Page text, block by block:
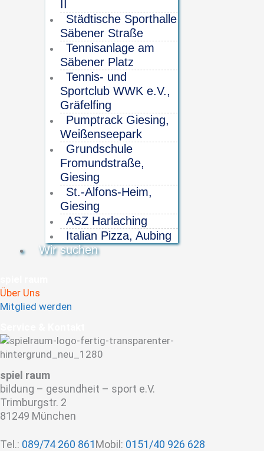
Städtische Sporthalle
Säbener Straße
Tennisanlage am
Säbener Platz
Tennis- und
Sportclub WWK e.V.,
Gräfelfing
Pumptrack Giesing,
Weißenseepark
Grundschule
Fromundstraße,
Giesing
St.-Alfons-Heim,
Giesing
ASZ Harlaching
Italian Pizza, Aubing
Wir suchen
Über Uns
Mitglied werden
spiel raum
bildung – gesundheit – sport e.V.
Trimburgstr. 2
81249 München
Tel.: 089/74 260 861Mobil: 0151/40 926 628